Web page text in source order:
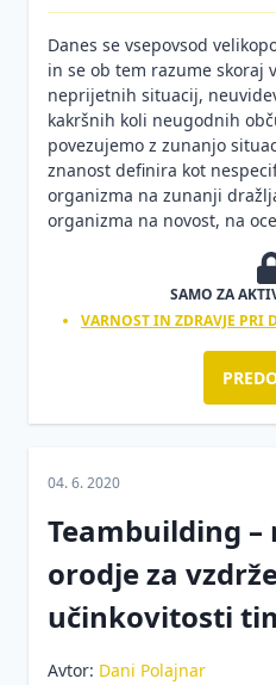
Danes se vsepovsod
in se ob tem razume skoraj
neprijetnih situacij,
kakršnih koli neugodnih
povezujemo z zunanjo
znanost definira kot
organizma na zunanji
organizma na novost, na
SAMO ZA
VARNOST IN ZDRAVJE PRI
04. 6. 2020
Teambuilding –
orodje za
učinkovitosti
Avtor: Dani Polajnar